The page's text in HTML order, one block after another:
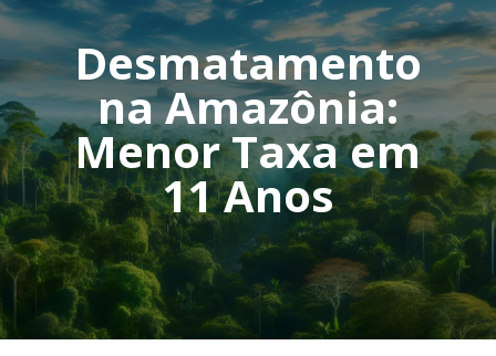
Desmatamento
na Amazônia:
Menor Taxa em
11 Anos